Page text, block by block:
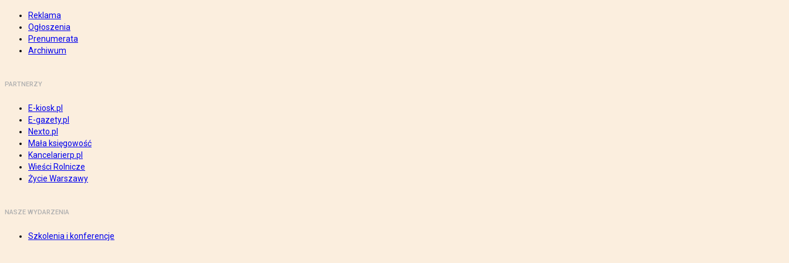
Reklama
Ogłoszenia
Prenumerata
Archiwum
PARTNERZY
E-kiosk.pl
E-gazety.pl
Nexto.pl
Mała księgowość
Kancelarierp.pl
Wieści Rolnicze
Życie Warszawy
NASZE WYDARZENIA
Szkolenia i konferencje